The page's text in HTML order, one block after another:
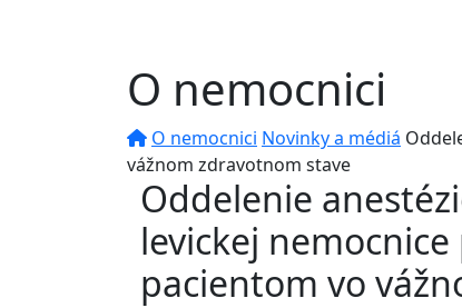
O nemocnici
O nemocnici Novinky a médiá
vážnom zdravotnom stave
Oddelenie
levickej
pacientom vo